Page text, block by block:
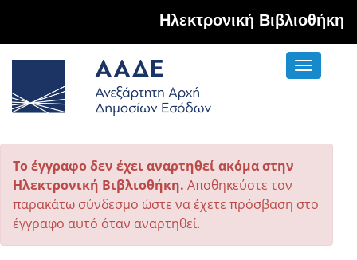
Hλεκτρονική Βιβλιοθήκη
Toggle
Το έγγραφο δεν έχει αναρτηθεί ακόμα στην
Ηλεκτρονική Βιβλιοθήκη. Αποθηκεύστε τον
παρακάτω σύνδεσμο ώστε να έχετε πρόσβαση στο
έγγραφο αυτό όταν αναρτηθεί.